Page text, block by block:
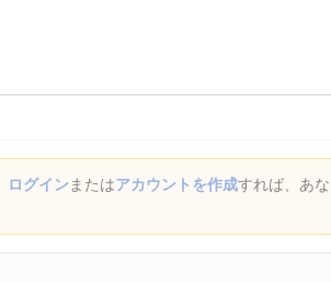
ログイン またはアカウントを作成すれば、あ